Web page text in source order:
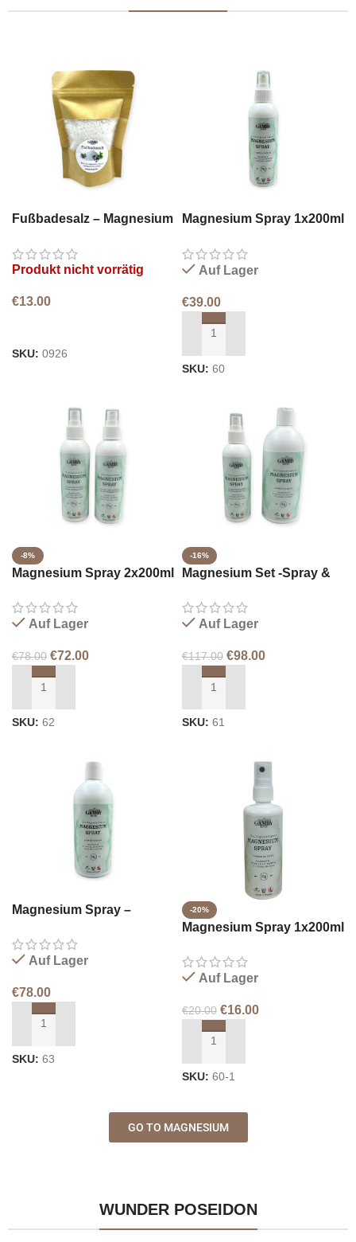
Fußbadesalz – Magnesium
Produkt nicht vorrätig
€13.00
SKU: 0926
Magnesium Spray 1x200ml
Auf Lager
€39.00
SKU: 60
-8%
Magnesium Spray 2x200ml
Auf Lager
€78.00 €72.00
SKU: 62
-16%
Magnesium Set -Spray &
Auf Lager
€117.00 €98.00
SKU: 61
Magnesium Spray –
Auf Lager
€78.00
SKU: 63
-20%
Magnesium Spray 1x200ml
Auf Lager
€20.00 €16.00
SKU: 60-1
GO TO MAGNESIUM
WUNDER POSEIDON